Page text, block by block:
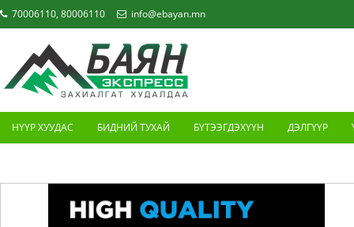
70006110, 80006110 info@ebayan.mn
НҮҮР ХУУДАС БИДНИЙ ТУХАЙ БҮТЭЭГДЭХҮҮН ДЭЛГҮҮР